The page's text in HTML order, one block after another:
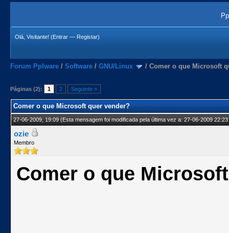
Olá, Visitante! (Entrar — Registar)
Forum Pplware / Software / GNU/Linux / Comer o que Microsoft
Páginas (2): 1 2 Seguinte »
Comer o que Microsoft quer vender?
27-06-2009, 19:09(Esta mensagem foi modificada pela última vez a: 27-06-2009
ozie
Membro
Comer o que